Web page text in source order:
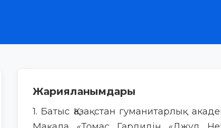
Жарияланымдары
1. Батыс Қазақстан гуманитарлық